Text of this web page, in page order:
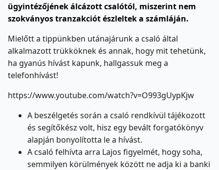
ügyintézőjének álcázott csalótól, miszerint nem
szokványos tranzakciót észleltek a számláján.
Mielőtt a tippünkben utánajárunk a csaló által
alkalmazott trükköknek és annak, hogy mit tehetünk,
ha gyanús hívást kapunk, hallgassuk meg a
telefonhívást!
https://www.youtube.com/watch?v=O993gUypKjw
A beszélgetés során a csaló rendkívül tájékozott
és segítőkész volt, hisz egy bevált forgatókönyv
alapján bonyolította le a hívást.
A csaló felhívta arra Lajos figyelmét, hogy soha,
semmilyen körülmények között ne adja ki a banki